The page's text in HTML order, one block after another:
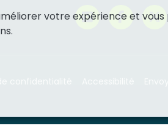
votre expérience et